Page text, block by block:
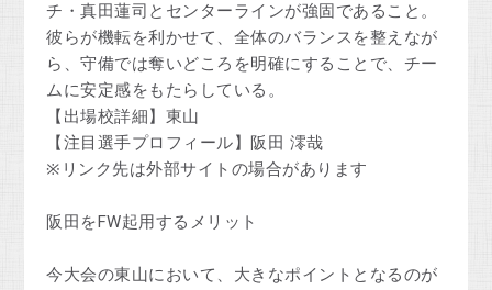
チ・真田蓮司とセンターラインが強固であること。
彼らが機転を利かせて、全体のバランスを整えなが
ら、守備では奪いどころを明確にすることで、チー
ムに安定感をもたらしている。
【出場校詳細】東山
【注目選手プロフィール】阪田 澪哉
※リンク先は外部サイトの場合があります
阪田をFW起用するメリット
今大会の東山において、大きなポイントとなるのが